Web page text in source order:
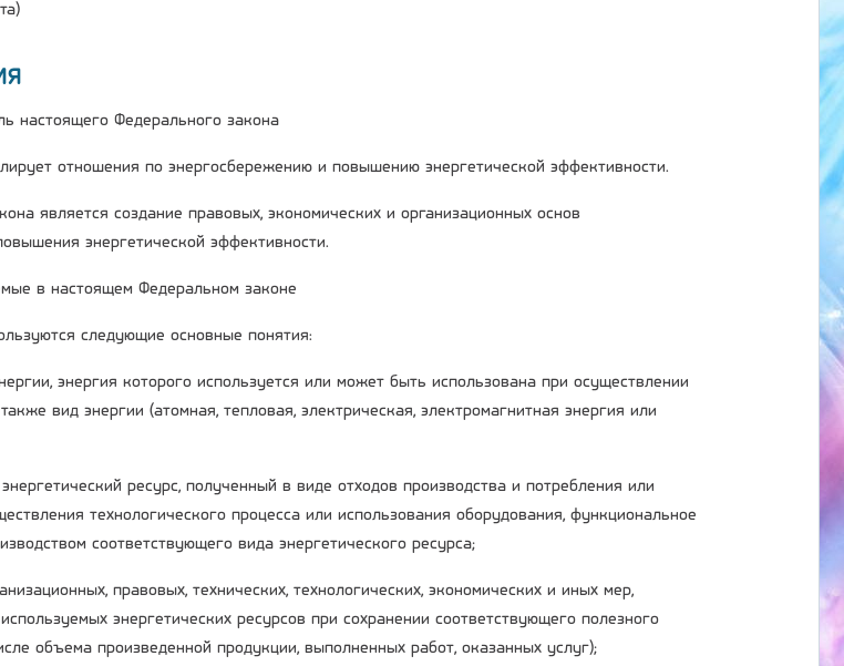
настоящего Федерального закона
отношения по энергосбережению и повышению энергетической эффективности.
является создание правовых, экономических и организационных основ
энергетической эффективности.
в настоящем Федеральном законе
следующие основные понятия:
энергия которого используется или может быть использована при осуществлении
вид энергии (атомная, тепловая, электрическая, электромагнитная энергия или
ресурс, полученный в виде отходов производства и потребления или
технологического процесса или использования оборудования, функциональное
соответствующего вида энергетического ресурса;
правовых, технических, технологических, экономических и иных мер,
энергетических ресурсов при сохранении соответствующего полезного
объема произведенной продукции, выполненных работ, оказанных услуг);